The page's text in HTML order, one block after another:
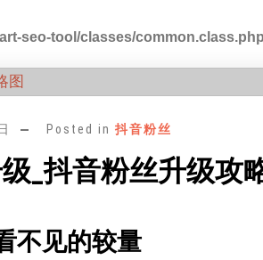
seo-tool/classes/common.class.php
Posted in抖音粉丝
_抖音粉丝升级攻
不见的较量